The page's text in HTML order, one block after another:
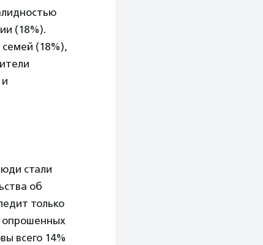
(18%).
(18%),
стали
об
только
опрошенных
всего 14%